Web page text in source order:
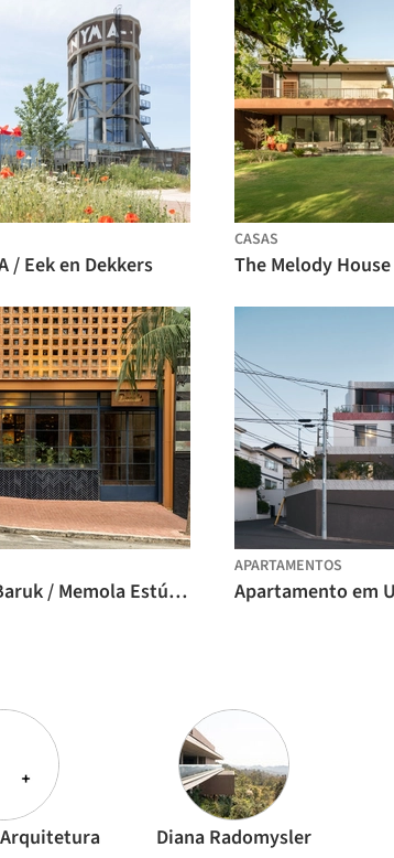
/ Eek en Dekkers
CASAS
The Melody
Restaurante Casa Baruk / Memola Estúdio
APARTAMENTOS
Apartamento em
Diana Radomysler